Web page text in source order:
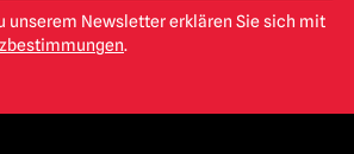
unserem Newsletter erklären Sie sich mit
.